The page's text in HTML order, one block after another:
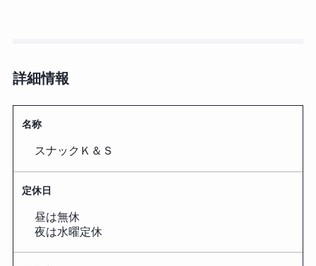
詳細情報
名称
スナックＫ＆Ｓ
定休日
昼は無休
夜は水曜定休